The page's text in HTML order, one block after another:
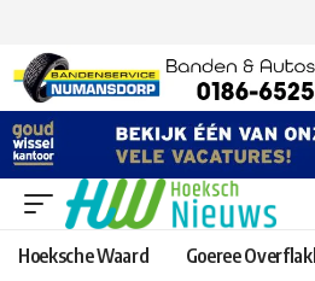
Hoeksche Waard Goeree